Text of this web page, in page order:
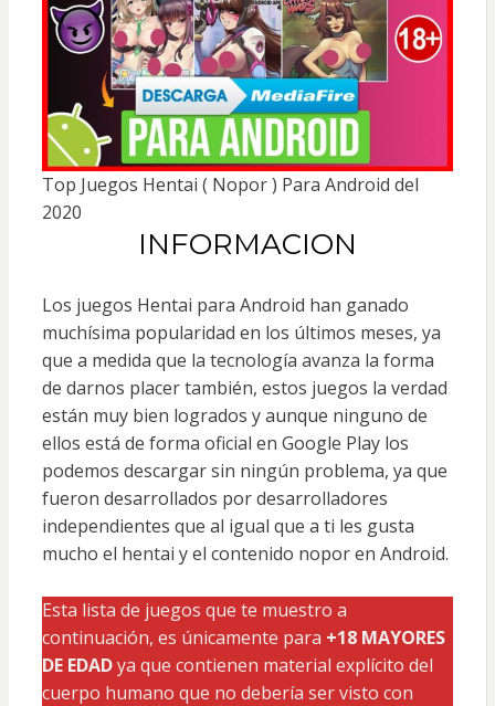
Top Juegos Hentai ( Nopor ) Para Android del
2020
INFORMACION
Los juegos Hentai para Android han ganado
muchísima popularidad en los últimos meses, ya
que a medida que la tecnología avanza la forma
de darnos placer también, estos juegos la verdad
están muy bien logrados y aunque ninguno de
ellos está de forma oficial en Google Play los
podemos descargar sin ningún problema, ya que
fueron desarrollados por desarrolladores
independientes que al igual que a ti les gusta
mucho el hentai y el contenido nopor en Android.
Esta lista de juegos que te muestro a
continuación, es únicamente para +18 MAYORES
DE EDADya que contienen material explícito del
cuerpo humano que no debería ser visto con